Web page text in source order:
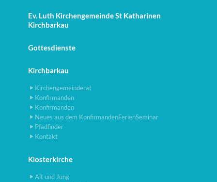
Ev. Luth Kirchengemeinde St Katharinen
Kirchbarkau
Gottesdienste
Kirchbarkau
Kirchengemeinderat
Konfirmanden
Konfirmanden
Neues aus dem KonfirmandenFerienSeminar
Pfadfinder
Kontakt
Klosterkirche
Alt und Jung